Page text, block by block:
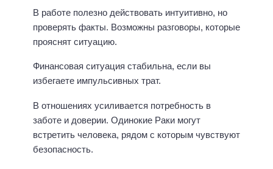
В работе полезно действовать интуитивно, но
проверять факты. Возможны разговоры, которые
прояснят ситуацию.
Финансовая ситуация стабильна, если вы
избегаете импульсивных трат.
В отношениях усиливается потребность в
заботе и доверии. Одинокие Раки могут
встретить человека, рядом с которым чувствуют
безопасность.